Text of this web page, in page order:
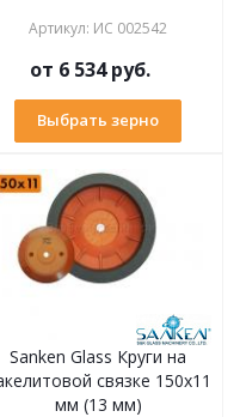
Артикул: ИС 002542
от 6 534 руб.
Выбрать зерно
Sanken Glass Круги на
связке 150х11
мм (13 мм)